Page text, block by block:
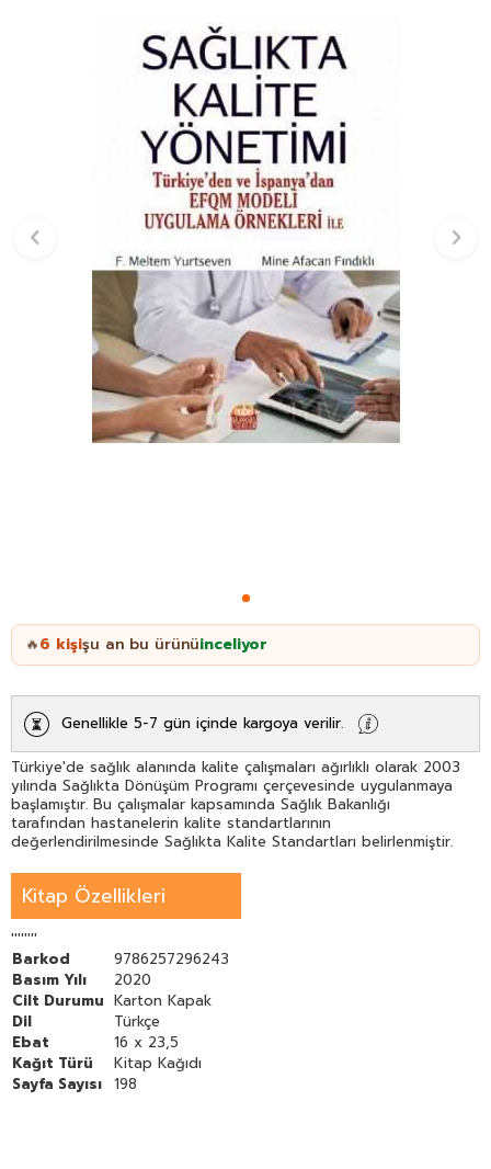
🔥6 kişişu an bu ürünüinceliyor
Genellikle 5-7 gün içinde kargoya verilir.
Türkiye'de sağlık alanında kalite çalışmaları ağırlıklı olarak 2003
yılında Sağlıkta Dönüşüm Programı çerçevesinde uygulanmaya
başlamıştır. Bu çalışmalar kapsamında Sağlık Bakanlığı
tarafından hastanelerin kalite standartlarının
değerlendirilmesinde Sağlıkta Kalite Standartları belirlenmiştir.
Kitap Özellikleri
''''''''
Barkod
9786257296243
Basım Yılı
2020
Cilt Durumu Karton Kapak
Dil
Türkçe
Ebat
16 x 23,5
Kağıt Türü
Kitap Kağıdı
Sayfa Sayısı 198